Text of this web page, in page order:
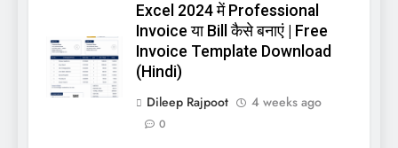
Excel 2024 में Professional
Invoice या Bill कैसे बनाएं | Free
Invoice Template Download
(Hindi)
Dileep Rajpoot
4 weeks ago
0